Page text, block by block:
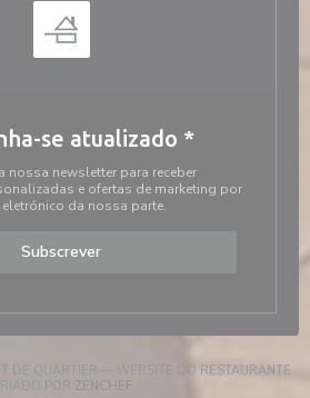
se atualizado *
nossa newsletter para receber
e ofertas de marketing por
da nossa parte.
Subscrever
DE QUARTIER — WEBSITE DO RESTAURANTE
POR ZENCHEF((ABRE NUMA NOVA JANELA))